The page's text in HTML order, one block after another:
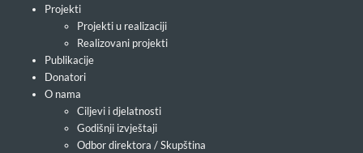
Projekti
Projekti u realizaciji
Realizovani projekti
Publikacije
Donatori
O nama
Ciljevi i djelatnosti
Godišnji izvještaji
Odbor direktora / Skupština